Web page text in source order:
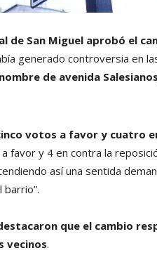
de San Miguel aprobó el
generado controversia en
de avenida Salesianos
votos a favor y cuatro
favor y 4 en contra la
así una sentida
que el cambio
vecinos.